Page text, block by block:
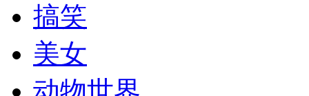
纽约上演“枕头大战”
司机酒驾遇交警 急速倒车逃窜
搞笑
美女